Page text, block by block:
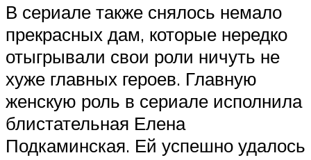
В сериале также снялось немало
прекрасных дам, которые нередко
отыгрывали свои роли ничуть не
хуже главных героев. Главную
женскую роль в сериале исполнила
блистательная Елена
Подкаминская. Ей успешно удалось